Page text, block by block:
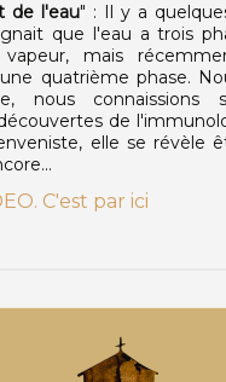
de l'eau" : Il y a
que l'eau a trois
mais
quatrième phase.
nous connaissions
de
elle se révèle
C'est par ici